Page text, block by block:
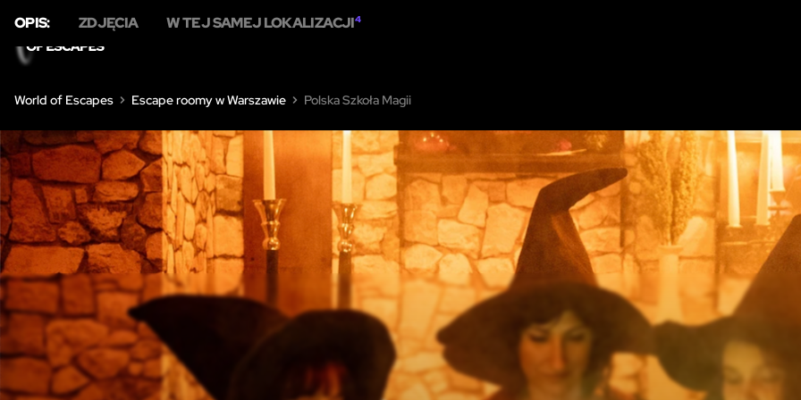
World of Escapes Escape roomy w Warszawie Polska Szkoła Magii
OPIS: ZDJĘCIA W TEJ SAMEJ LOKALIZACJI4